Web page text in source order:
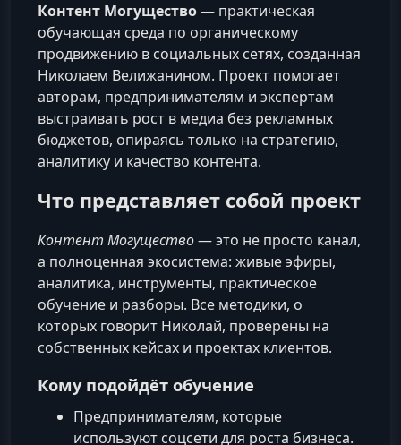
Контент Могущество— практическая
обучающая среда по органическому
продвижению в социальных сетях, созданная
Николаем Велижанином. Проект помогает
авторам, предпринимателям и экспертам
выстраивать рост в медиа без рекламных
бюджетов, опираясь только на стратегию,
аналитику и качество контента.
Что представляет собой проект
Контент Могущество— это не просто канал,
а полноценная экосистема: живые эфиры,
аналитика, инструменты, практическое
обучение и разборы. Все методики, о
которых говорит Николай, проверены на
собственных кейсах и проектах клиентов.
Кому подойдёт обучение
Предпринимателям, которые
используют соцсети для роста бизнеса.